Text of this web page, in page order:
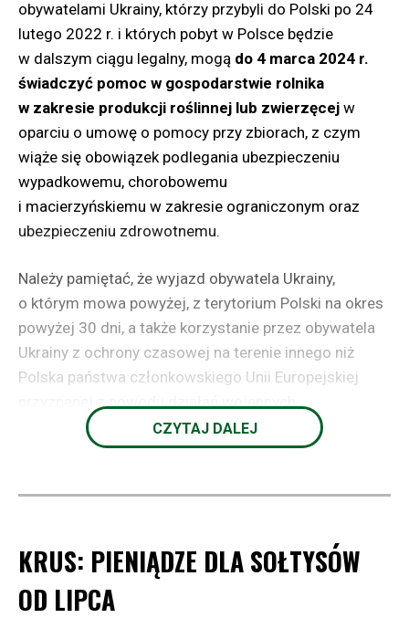
Decyzje o podwyższeniu świadczeń od 1 marca 2024
r. (czyli tzw. waloryzacyjne) zostaną wysłane
w kwietniu br. wraz z decyzjami dot. przyznania
dodatkowego rocznego świadczenia pieniężnego.
Przewiduje się, że waloryzacją emerytur i rent od 1
marca 2024 r. objętych zostanie około 1 mln
emerytów i rencistów.
Więcej informacji na temat waloryzacji emerytur i rent
internetowej: waloryzacja emerytur i rent rolniczych
lub w każdej jednostce organizacyjnej KRUS.
Źródło: KRUS
obywatelami Ukrainy, którzy przybyli do Polski po 24
lutego 2022 r. i których pobyt w Polsce będzie
w dalszym ciągu legalny, mogą do 4 marca 2024 r.
świadczyć pomoc w gospodarstwie rolnika
w zakresie produkcji roślinnej lub zwierzęcej w
oparciu o umowę o pomocy przy zbiorach, z czym
wiąże się obowiązek podlegania ubezpieczeniu
wypadkowemu, chorobowemu
i macierzyńskiemu w zakresie ograniczonym oraz
ubezpieczeniu zdrowotnemu.
Należy pamiętać, że wyjazd obywatela Ukrainy,
o którym mowa powyżej, z terytorium Polski na okres
powyżej 30 dni, a także korzystanie przez obywatela
Ukrainy z ochrony czasowej na terenie innego niż
Polska państwa członkowskiego Unii Europejskiej
przyznanej z powodu działań wojennych
prowadzonych na terytorium Ukrainy pozbawia go
uprawnienia legalnego pobytu na terytorium Polski.
Źródło: KRUS
CZYTAJ DALEJ
KRUS: PIENIĄDZE DLA SOŁTYSÓW
OD LIPCA